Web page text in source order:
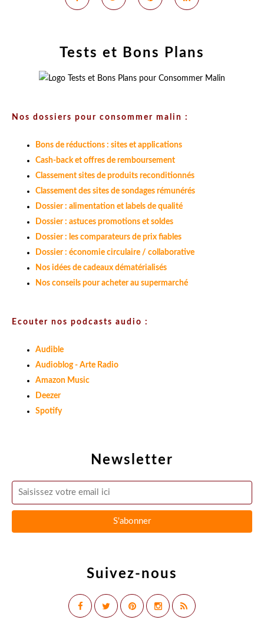
Newsletter
Suivez-nous
Tests et Bons Plans
Nos dossiers pour consommer malin :
Bons de réductions : sites et applications
Cash-back et offres de remboursement
Classement sites de produits reconditionnés
Classement des sites de sondages rémunérés
Dossier : alimentation et labels de qualité
Dossier : astuces promotions et soldes
Dossier : les comparateurs de prix fiables
Dossier : économie circulaire / collaborative
Nos idées de cadeaux dématérialisés
Nos conseils pour acheter au supermarché
Ecouter nos podcasts audio :
Audible
Audioblog - Arte Radio
Amazon Music
Deezer
Spotify